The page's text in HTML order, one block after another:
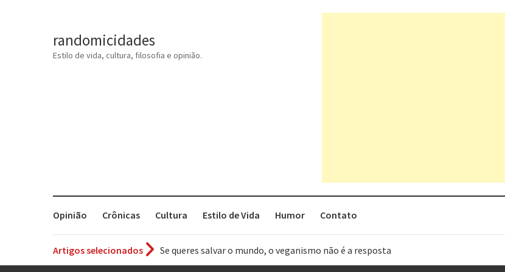
randomicidades
Estilo de vida, cultura, filosofia e opinião.
Opinião Crônicas Cultura Estilo de Vida Humor Contato
Artigos selecionados
Se queres salvar o mundo, o veganismo não é a resposta
Tem que filmar isso daí